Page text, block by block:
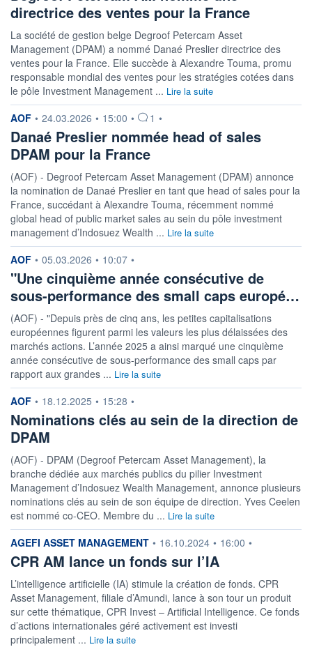
PEA PEA-PME BOURSOVIE LUX
BOURSOVIE
CTO BUSINESS
Non éligible Boursobank
ACTIF NET (EUR)
24M / 31.07.26
2/7
+ PORTEFEUILLE + LISTE
directrice des ventes pour la France
La société de gestion belge Degroof Petercam Asset
Management (DPAM) a nommé Danaé Preslier directrice des
ventes pour la France. Elle succède à Alexandre Touma, promu
responsable mondial des ventes pour les stratégies cotées dans
le pôle Investment Management ... Lire la suite
information fournie par
AOF • 24.03.2026 • 15:00 • 1 •
Danaé Preslier nommée head of sales
DPAM pour la France
(AOF) - Degroof Petercam Asset Management (DPAM) annonce
la nomination de Danaé Preslier en tant que head of sales pour la
France, succédant à Alexandre Touma, récemment nommé
global head of public market sales au sein du pôle investment
management d’Indosuez Wealth ... Lire la suite
information fournie par
AOF • 05.03.2026 • 10:07 •
"Une cinquième année consécutive de
sous-performance des small caps europé…
(AOF) - "Depuis près de cinq ans, les petites capitalisations
européennes figurent parmi les valeurs les plus délaissées des
marchés actions. L’année 2025 a ainsi marqué une cinquième
année consécutive de sous-performance des small caps par
rapport aux grandes ... Lire la suite
information fournie par
AOF • 18.12.2025 • 15:28 •
Nominations clés au sein de la direction de
DPAM
(AOF) - DPAM (Degroof Petercam Asset Management), la
branche dédiée aux marchés publics du pilier Investment
Management d’Indosuez Wealth Management, annonce plusieurs
nominations clés au sein de son équipe de direction. Yves Ceelen
est nommé co-CEO. Membre du ... Lire la suite
information fournie par
AGEFI ASSET MANAGEMENT • 16.10.2024 • 16:00 •
CPR AM lance un fonds sur l’IA
L’intelligence artificielle (IA) stimule la création de fonds. CPR
Asset Management, filiale d’Amundi, lance à son tour un produit
sur cette thématique, CPR Invest – Artificial Intelligence. Ce fonds
d’actions internationales géré activement est investi
principalement ... Lire la suite